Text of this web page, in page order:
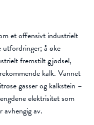
et offensivt industrielt
utfordringer; å øke
fremstilt gjødsel,
kalk. Vannet
gasser og kalkstein –
elektrisitet som
avhengig av.